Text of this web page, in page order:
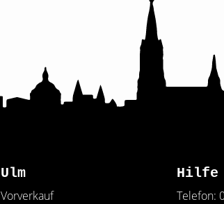
Ulm
Vorverkauf
Hilfe
Telefon: